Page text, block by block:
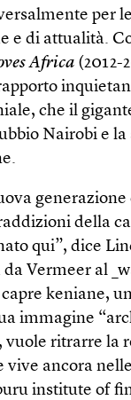
per
e di attualità.
Africa (2012-
che il
Nairobi e
della
qui”, dice
Vermeer al
keniane,
immagine
vuole ritrarre la
vive ancora
institute of